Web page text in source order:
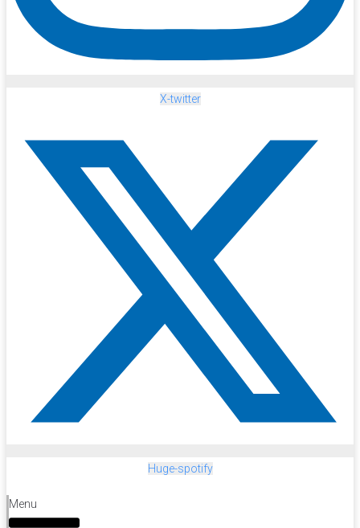
X-twitter
Huge-spotify
Menu